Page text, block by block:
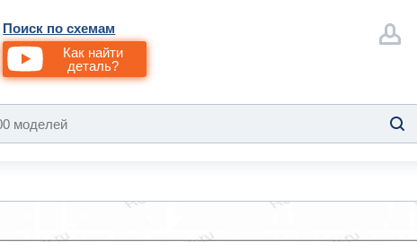
Поиск по схемам
Как найти
деталь?